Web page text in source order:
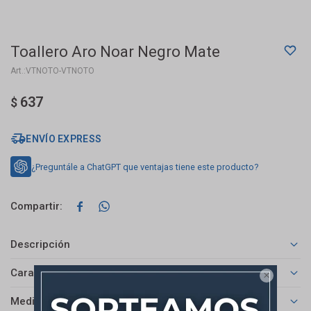

Toallero Aro Noar Negro Mate
VTNOTO-VTNOTO
$ 637
ENVÍO EXPRESS
¿Preguntále a ChatGPT que ventajas tiene este producto?
 
Descripción
Características
Medios de pago